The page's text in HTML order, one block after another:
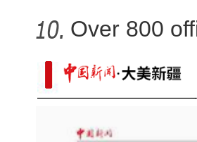
新疆乌恰：三头骆
Over 800